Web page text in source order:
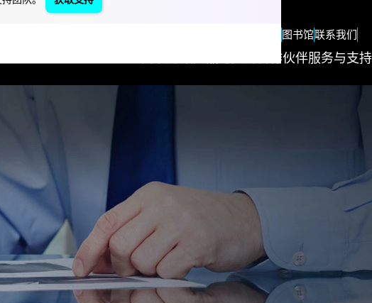
Stories
measure
of our
customers.
合作伙伴服务与支持
图书馆联系我们